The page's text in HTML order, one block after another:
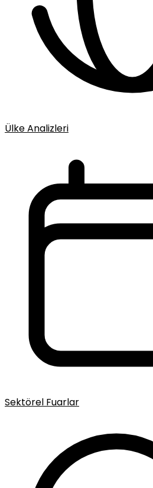
Ülke Analizleri
Sektörel Fuarlar